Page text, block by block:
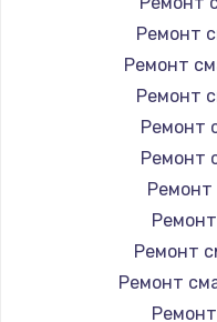
Замена
Ремонт
Ремонт
Ремонт
Ремонт
Ремонт
Ремонт
Ремонт
Ремонт